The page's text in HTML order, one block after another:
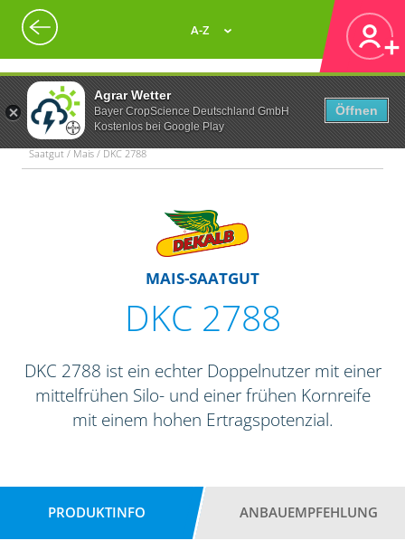
Agrar Wetter
Bayer CropScience Deutschland GmbH
Kostenlos bei Google Play
Öffnen
A-Z
Saatgut / Mais / DKC 2788
MAIS-SAATGUT
DKC 2788
DKC 2788 ist ein echter Doppelnutzer mit einer
mittelfrühen Silo- und einer frühen Kornreife
mit einem hohen Ertragspotenzial.
PRODUKTINFO ANBAUEMPFEHLUNG